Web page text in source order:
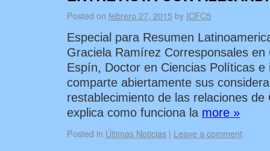
Posted on febrero 27, 2015by ICFC5
Especial para Resumen
Graciela Ramírez Corresponsales en
Espín, Doctor en Ciencias Políticas e
comparte abiertamente sus
restablecimiento de las relaciones de
explica como funciona la more »
Posted in Últimas Noticias | Leave a comment